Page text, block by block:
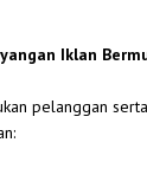
Iklan
pelanggan